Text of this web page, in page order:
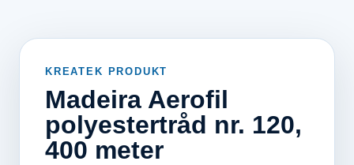
KREATEK PRODUKT
Madeira Aerofil
polyestertråd nr. 120,
400 meter